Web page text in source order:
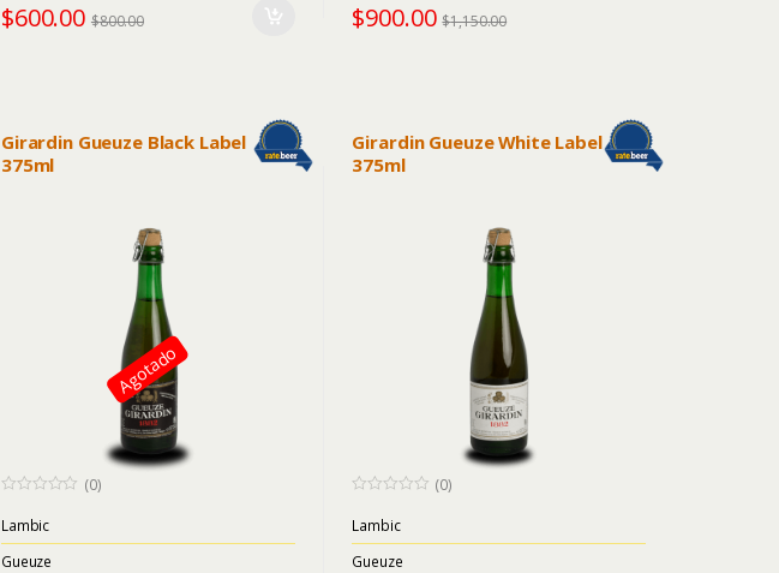
$600.00 $800.00 $900.00 $1,150.00
Agotado
Girardin Gueuze Black Label
375ml
o
u
t
o
(0)
Lambic
Gueuze
Girardin Gueuze White Label
375ml
o
u
t
o
(0)
Lambic
Gueuze